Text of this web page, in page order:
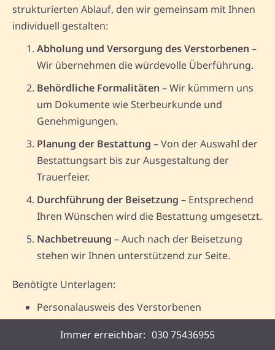
strukturierten Ablauf, den wir gemeinsam mit Ihnen
individuell gestalten:
Abholung und Versorgung des Verstorbenen –
Wir übernehmen die würdevolle Überführung.
Behördliche Formalitäten – Wir kümmern uns
um Dokumente wie Sterbeurkunde und
Genehmigungen.
Planung der Bestattung – Von der Auswahl der
Bestattungsart bis zur Ausgestaltung der
Trauerfeier.
Durchführung der Beisetzung – Entsprechend
Ihren Wünschen wird die Bestattung umgesetzt.
Nachbetreuung – Auch nach der Beisetzung
stehen wir Ihnen unterstützend zur Seite.
Benötigte Unterlagen:
Personalausweis des Verstorbenen
Sterbeurkunde
Immer erreichbar: 030 75436955